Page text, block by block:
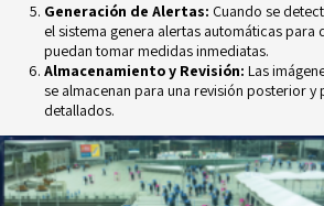
Generación de Alertas: Cuando se
el sistema genera alertas automáticas para
puedan tomar medidas inmediatas.
Almacenamiento y Revisión: Las
se almacenan para una revisión posterior y
detallados.